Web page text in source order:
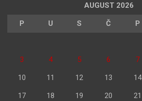
AUGUST 2026
P U S Č P
3 4 5 6 7
10 11 12 13 14
17 18 19 20 21